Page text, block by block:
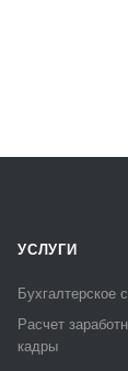
УСЛУГИ
Бухгалтерское
Расчет
кадры